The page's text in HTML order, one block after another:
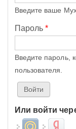
Введите ваше
Пароль*
Введите пароль,
пользователя.
Или войти
Login with Mail.ru
Login